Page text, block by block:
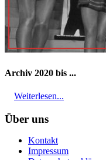
Archiv 2020 bis ...
Weiterlesen...
Über uns
Kontakt
Impressum